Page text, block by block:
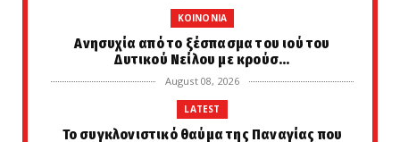
KOINONIA
Ανησυχία από το ξέσπασμα του ιού του
Δυτικού Νείλου με κρούσ...
August 08, 2026
LATEST
Το συγκλονιστικό θαύμα της Παναγίας που